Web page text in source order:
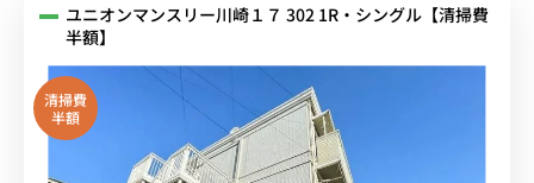
ユニオンマンスリー川崎１７ 302 1R・シングル【清掃費
半額】
清掃費
半額